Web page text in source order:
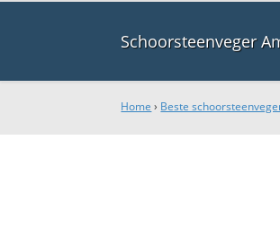
Schoorsteenveger
Home › Beste